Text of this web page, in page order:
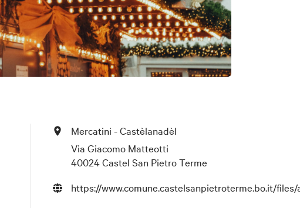
Mercatini - Castèlanadèl
Via Giacomo Matteotti
40024 Castel San Pietro Terme
https://www.comune.castelsanpietroterme.bo.it/